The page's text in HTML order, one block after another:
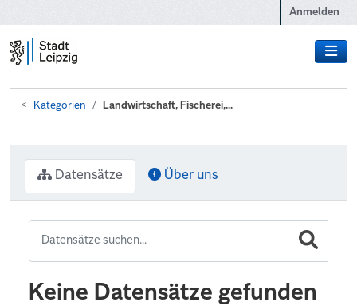
Anmelden
Kategorien Landwirtschaft, Fischerei,...
Datensätze Über uns
Keine Datensätze gefunden